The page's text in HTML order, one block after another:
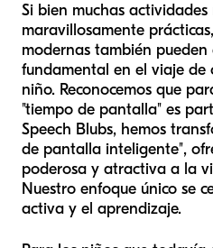
Si bien muchas
maravillosamente
modernas también pueden
fundamental en el viaje de
niño. Reconocemos que
"tiempo de pantalla" es
Speech Blubs, hemos
de pantalla inteligente",
poderosa y atractiva a la
Nuestro enfoque único se
activa y el aprendizaje.